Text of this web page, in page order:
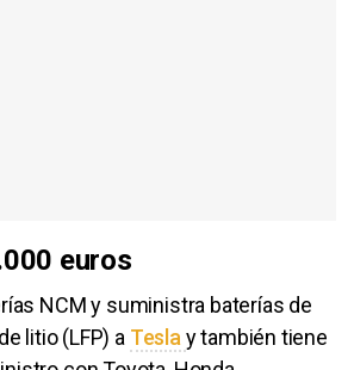
euros
NCM y suministra baterías de
litio (LFP) a Tesla y también tiene